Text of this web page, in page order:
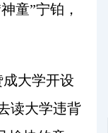
童”宁铂，
大学开设
读大学违背